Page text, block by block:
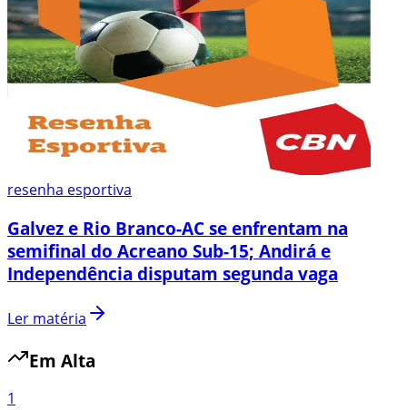
resenha esportiva
Galvez e Rio Branco-AC se enfrentam na
semifinal do Acreano Sub-15; Andirá e
Independência disputam segunda vaga
Ler matéria
Em Alta
1